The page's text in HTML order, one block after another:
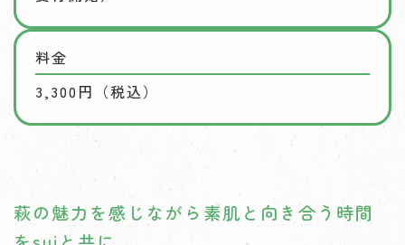
料金
3,300円（税込）
萩の魅力を感じながら素肌と向き合う時間